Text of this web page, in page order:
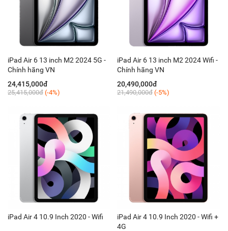
iPad Air 6 13 inch M2 2024 5G -
Chính hãng VN
24,415,000đ
25,415,000đ (-4%)
iPad Air 6 13 inch M2 2024 Wifi -
Chính hãng VN
20,490,000đ
21,490,000đ (-5%)
iPad Air 4 10.9 Inch 2020 - Wifi
iPad Air 4 10.9 Inch 2020 - Wifi +
4G